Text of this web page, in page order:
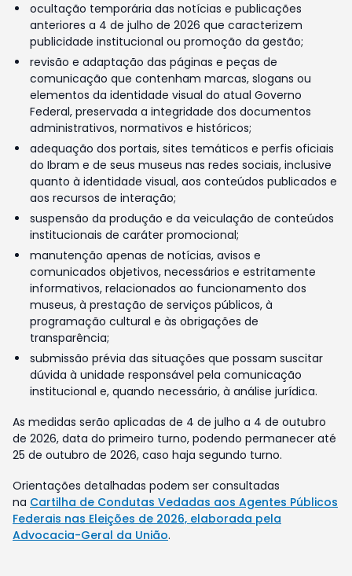
ocultação temporária das notícias e publicações
anteriores a 4 de julho de 2026 que caracterizem
publicidade institucional ou promoção da gestão;
revisão e adaptação das páginas e peças de
comunicação que contenham marcas, slogans ou
elementos da identidade visual do atual Governo
Federal, preservada a integridade dos documentos
administrativos, normativos e históricos;
adequação dos portais, sites temáticos e perfis oficiais
do Ibram e de seus museus nas redes sociais, inclusive
quanto à identidade visual, aos conteúdos publicados e
aos recursos de interação;
suspensão da produção e da veiculação de conteúdos
institucionais de caráter promocional;
manutenção apenas de notícias, avisos e
comunicados objetivos, necessários e estritamente
informativos, relacionados ao funcionamento dos
museus, à prestação de serviços públicos, à
programação cultural e às obrigações de
transparência;
submissão prévia das situações que possam suscitar
dúvida à unidade responsável pela comunicação
institucional e, quando necessário, à análise jurídica.
As medidas serão aplicadas de 4 de julho a 4 de outubro
de 2026, data do primeiro turno, podendo permanecer até
25 de outubro de 2026, caso haja segundo turno.
Orientações detalhadas podem ser consultadas
na Cartilha de Condutas Vedadas aos Agentes Públicos
Federais nas Eleições de 2026, elaborada pela
Advocacia-Geral da União.